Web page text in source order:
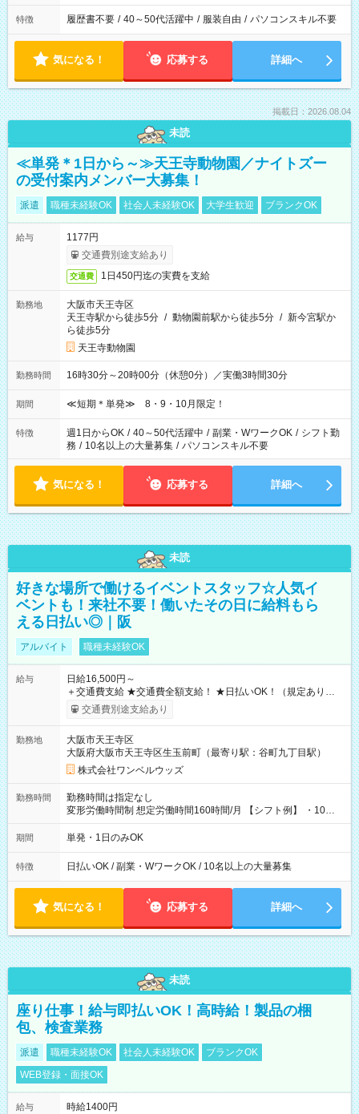
特徴 履歴書不要 / 40～50代活躍中 / 服装自由 / パソコンスキル不要
気になる！ 応募する 詳細へ
掲載日：2026.08.04
未読
≪単発＊1日から～≫天王寺動物園／ナイトズー
の受付案内メンバー大募集！
派遣 職種未経験OK 社会人未経験OK 大学生歓迎 ブランクOK
給与
1177円
交通費別途支給あり
交通費 1日450円迄の実費を支給
勤務地
大阪市天王寺区
天王寺駅から徒歩5分 / 動物園前駅から徒歩5分 / 新今宮駅か
ら徒歩5分
天王寺動物園
勤務時間 16時30分～20時00分（休憩0分）／実働3時間30分
期間 ≪短期＊単発≫ 8・9・10月限定！
特徴 週1日からOK / 40～50代活躍中 / 副業・WワークOK / シフト勤
務 / 10名以上の大量募集 / パソコンスキル不要
気になる！ 応募する 詳細へ
未読
好きな場所で働けるイベントスタッフ☆人気イ
ベントも！来社不要！働いたその日に給料もら
える日払い◎｜阪
アルバイト 職種未経験OK
給与
日給16,500円～
＋交通費支給 ★交通費全額支給！ ★日払いOK！（規定あり） ┗
働いたその日に現金GET♪ お仕事後はコンビニATMから 日払
交通費別途支給あり
勤務地
大阪市天王寺区
大阪府大阪市天王寺区生玉前町（最寄り駅：谷町九丁目駅）
株式会社ワンベルウッズ
勤務時間
勤務時間は指定なし
変形労働時間制 想定労働時間160時間/月 【シフト例】 ・10：
00～20：00
期間 単発・1日のみOK
特徴 日払いOK / 副業・WワークOK / 10名以上の大量募集
気になる！ 応募する 詳細へ
未読
座り仕事！給与即払いOK！高時給！製品の梱
包、検査業務
派遣 職種未経験OK 社会人未経験OK
ブランクOK
WEB登録・面接OK
給与
時給1400円